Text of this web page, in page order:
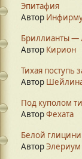
Эпитафия
Автор
Бриллианты —
Автор Кирион
Тихая поступь
Автор
Под куполом
АвторФехата
Белой
АвторЭлериум